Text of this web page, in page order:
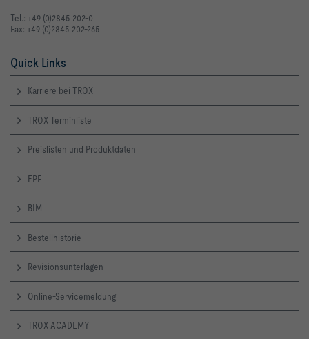
Tel.: +49 (0)2845 202-0
Fax: +49 (0)2845 202-265
Quick Links
Karriere bei TROX
TROX Terminliste
Preislisten und Produktdaten
EPF
BIM
Bestellhistorie
Revisionsunterlagen
Online-Servicemeldung
TROX ACADEMY